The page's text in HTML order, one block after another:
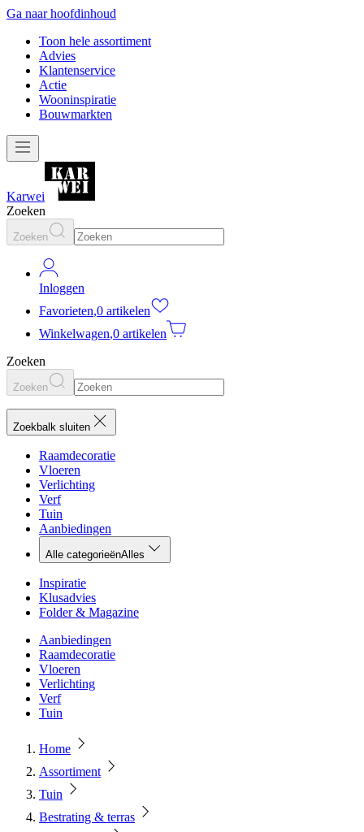
Ga naar hoofdinhoud
Toon hele assortiment
Advies
Klantenservice
Actie
Wooninspiratie
Bouwmarkten
Karwei
Zoeken
Zoeken
Inloggen
Favorieten,0 artikelen
Winkelwagen,0 artikelen
Zoeken
Zoeken
Zoekbalk sluiten
Raamdecoratie
Vloeren
Verlichting
Verf
Tuin
Aanbiedingen
Alle categorieënAlles
Inspiratie
Klusadvies
Folder & Magazine
Aanbiedingen
Raamdecoratie
Vloeren
Verlichting
Verf
Tuin
Home
Assortiment
Tuin
Bestrating & terras